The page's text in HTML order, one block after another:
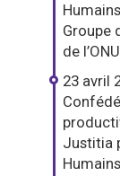
Groupe
de
23 avril
Justitia